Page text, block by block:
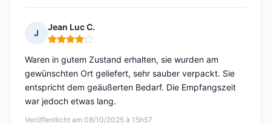
J
Jean Luc C.
Hinweis: 4 von 5
Veröffentlicht am 08/10/2025 à 15h57
Waren in gutem Zustand erhalten, sie wurden am
gewünschten Ort geliefert, sehr sauber verpackt. Sie
entspricht dem geäußerten Bedarf. Die Empfangszeit
war jedoch etwas lang.